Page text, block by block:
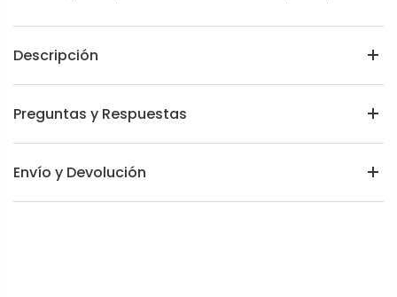
Descripción
Preguntas y Respuestas
Envío y Devolución